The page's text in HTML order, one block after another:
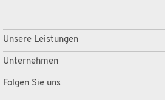
Unsere Leistungen
Unternehmen
Folgen Sie uns